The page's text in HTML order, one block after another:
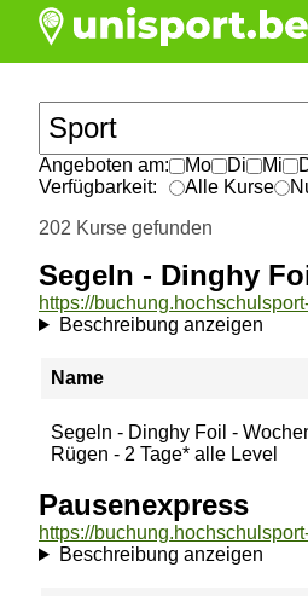
Angeboten am: Mo Di Mi
Verfügbarkeit:
Alle Kurse
202 Kurse gefunden
Segeln - Dinghy
Beschreibung anzeigen
Name
Segeln - Dinghy Foil -
Rügen - 2 Tage* alle Level
Pausenexpress
Beschreibung anzeigen